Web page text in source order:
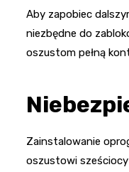
Aby zapobiec
niezbędne do
oszustom pełną
Zainstalowanie
oszustowi